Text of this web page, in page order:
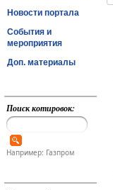
Новости портала
События и
мероприятия
Доп. материалы
Поиск котировок:
Например: Газпром